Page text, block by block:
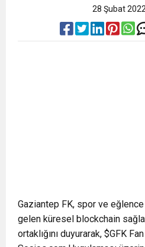
28 Şubat
Gaziantep FK, spor ve
gelen küresel blockchain
ortaklığını duyurarak, $GFK